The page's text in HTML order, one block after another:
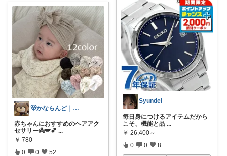
🐻かならんど｜プレママ🌼✨
赤ちゃんにおすすめのヘアアク
セサリー👼🪽💕 ...
￥ 780
0 0 52
Syundei
毎日身につけるアイテムだから
こそ、機能と品 ...
￥ 26,400～
0 0 8